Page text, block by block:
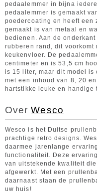
pedaalemmer in bijna
pedaalemmer is gemaakt
poedercoating en heeft een
gemaakt is van metaal en
bedienen. Aan de
rubberen rand, dit voorkomt
keukenvloer. De
centimeter en is 53,5 cm
is 15 liter, maar dit model is
met een inhoud van 8, 20
hartstikke leuke en handige
OverWesco
Wesco is het Duitse
prachtige retro designs.
daarmee jarenlange
functionaliteit. Deze
van uitstekende kwaliteit
afgewerkt. Met een
daarnaast staan de
uw huis!